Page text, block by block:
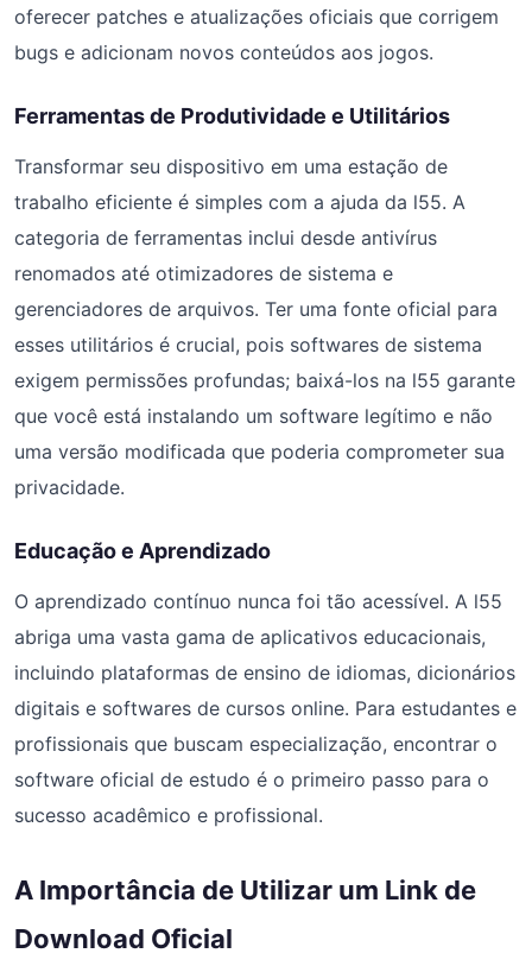
oferecer patches e atualizações oficiais que corrigem
bugs e adicionam novos conteúdos aos jogos.
Ferramentas de Produtividade e Utilitários
Transformar seu dispositivo em uma estação de
trabalho eficiente é simples com a ajuda da l55. A
categoria de ferramentas inclui desde antivírus
renomados até otimizadores de sistema e
gerenciadores de arquivos. Ter uma fonte oficial para
esses utilitários é crucial, pois softwares de sistema
exigem permissões profundas; baixá-los na l55 garante
que você está instalando um software legítimo e não
uma versão modificada que poderia comprometer sua
privacidade.
Educação e Aprendizado
O aprendizado contínuo nunca foi tão acessível. A l55
abriga uma vasta gama de aplicativos educacionais,
incluindo plataformas de ensino de idiomas, dicionários
digitais e softwares de cursos online. Para estudantes e
profissionais que buscam especialização, encontrar o
software oficial de estudo é o primeiro passo para o
sucesso acadêmico e profissional.
A Importância de Utilizar um Link de
Download Oficial